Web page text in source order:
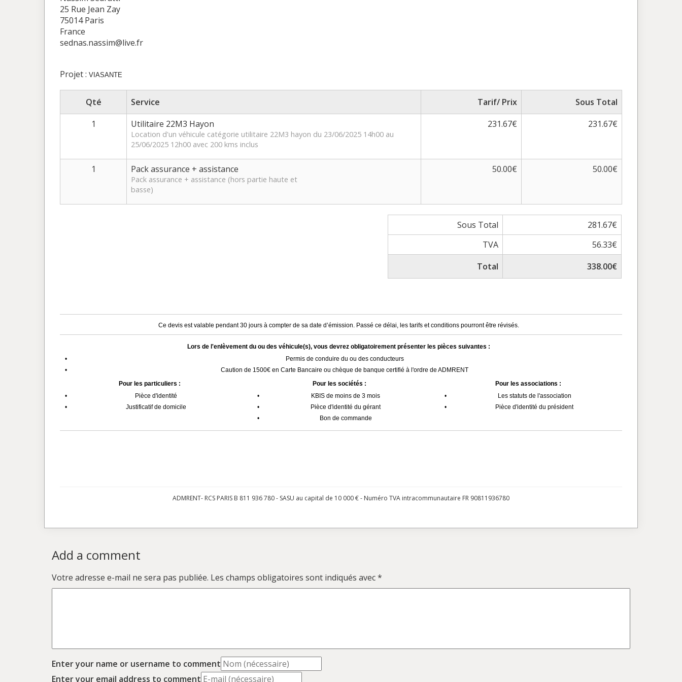
25 Rue Jean Zay
75014 Paris
France
sednas.nassim@live.fr
Projet : VIASANTE
Qté Service Tarif/ Prix
Sous Total
1
Utilitaire 22M3 Hayon
Location d'un véhicule catégorie utilitaire 22M3 hayon du 23/06/2025 14h00 au
25/06/2025 12h00 avec 200 kms inclus
231.67€ 231.67€
1 Pack assurance + assistance
Pack assurance + assistance (hors partie haute et
basse)
50.00€ 50.00€
Sous Total
281.67€
TVA
56.33€
Total
338.00€
Ce devis est valable pendant 30 jours à compter de sa date d’émission. Passé ce délai, les tarifs et conditions pourront être révisés.
Lors de l'enlèvement du ou des véhicule(s), vous devrez obligatoirement présenter les pièces suivantes :
•
Permis de conduire du ou des conducteurs
•
Caution de 1500€ en Carte Bancaire ou chèque de banque certifié à l'ordre de ADMRENT
Pour les particuliers :
•
Pièce d'identité
•
Justificatif de domicile
Pour les sociétés :
•
KBIS de moins de 3 mois
•
Pièce d'identité du gérant
•
Bon de commande
Pour les associations :
•
Les statuts de l'association
•
Pièce d'identité du président
ADMRENT- RCS PARIS B 811 936 780 - SASU au capital de 10 000 € - Numéro TVA intracommunautaire FR 90811936780
Add a comment
Votre adresse e-mail ne sera pas publiée. Les champs obligatoires sont indiqués avec*
Enter your name or username to comment
Enter your email address to comment